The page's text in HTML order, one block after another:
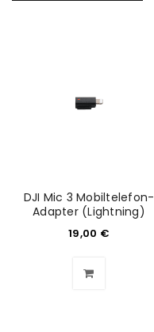
DJI Mic 3 Mobiltelefon-
Adapter (Lightning)
19,00 €